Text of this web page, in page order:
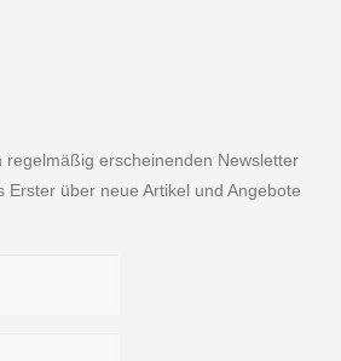
regelmäßig erscheinenden Newsletter
Erster über neue Artikel und Angebote